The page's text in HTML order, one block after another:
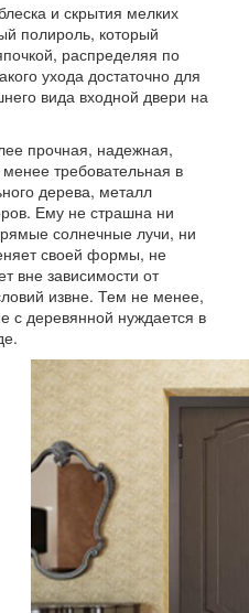
и скрытия мелких
полироль, который
распределяя по
ухода достаточно для
вида входной двери на
прочная, надежная,
требовательная в
дерева, металл
Ему не страшна ни
солнечные лучи, ни
своей формы, не
вне зависимости от
извне. Тем не менее,
с деревянной нуждается в